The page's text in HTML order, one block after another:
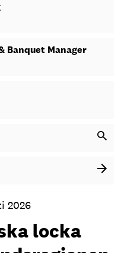
Banquet Manager
2026
locka